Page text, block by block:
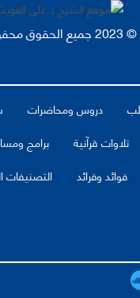
© 2023 جميع الحقوق محفوظة
دروس ومحاضرات
تلاوات قرآنية
برامج
فوائد وفرائد
التصنيفات